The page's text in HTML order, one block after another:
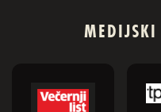
MEDIJSKI